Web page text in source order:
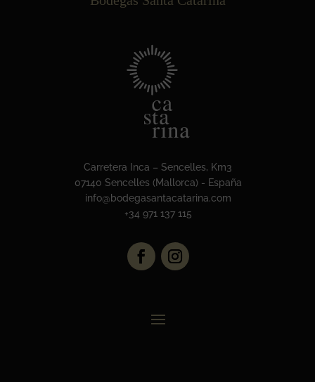
Carretera Inca – Sencelles, Km3
07140 Sencelles (Mallorca) - España
info@bodegasantacatarina.com
+34 971 137 115